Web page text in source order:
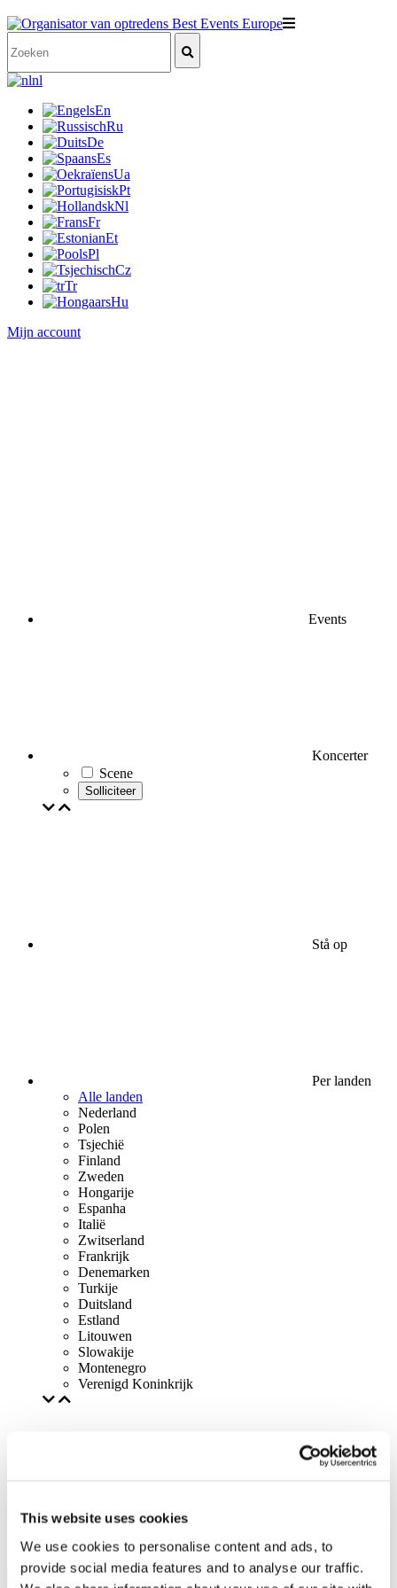
This website uses cookies
We use cookies to personalise content and ads, to
provide social media features and to analyse our traffic.
nl
En
Ru
De
Es
Ua
Pt
Nl
Fr
Et
Pl
Cz
Tr
Hu
Mijn account
Events
Koncerter
Scene
Solliciteer
Stå op
Per landen
Alle landen
Nederland
Polen
Tsjechië
Finland
Zweden
Hongarije
Espanha
Italië
Zwitserland
Frankrijk
Denemarken
Turkije
Duitsland
Estland
Litouwen
Slowakije
Montenegro
Verenigd Koninkrijk